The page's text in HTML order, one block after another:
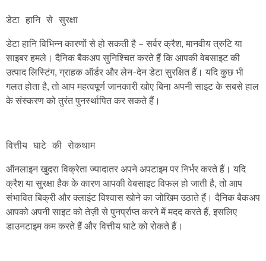
डेटा हानि से सुरक्षा
डेटा हानि विभिन्न कारणों से हो सकती है – सर्वर क्रैश, मानवीय त्रुटि या
साइबर हमले। दैनिक बैकअप सुनिश्चित करते हैं कि आपकी वेबसाइट की
उत्पाद लिस्टिंग, ग्राहक ऑर्डर और लेन-देन डेटा सुरक्षित हैं। यदि कुछ भी
गलत होता है, तो आप महत्वपूर्ण जानकारी खोए बिना अपनी साइट के सबसे हाल
के संस्करण को तुरंत पुनर्स्थापित कर सकते हैं।
ऑनलाइन खुदरा विक्रेता ज्यादातर अपने अपटाइम पर निर्भर करते हैं। यदि
क्रैश या सुरक्षा हैक के कारण आपकी वेबसाइट विफल हो जाती है, तो आप
संभावित बिक्री और क्लाइंट विश्वास खोने का जोखिम उठाते हैं। दैनिक बैकअप
आपको अपनी साइट को तेज़ी से पुनर्प्राप्त करने में मदद करते हैं, इसलिए
डाउनटाइम कम करते हैं और वित्तीय घाटे को रोकते हैं।